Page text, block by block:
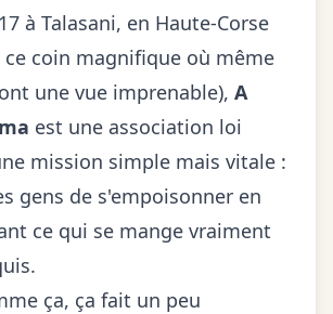
à Talasani, en Haute-Corse
ce coin magnifique où même
une vue imprenable), A
est une association loi
mission simple mais vitale :
gens de s'empoisonner en
ce qui se mange vraiment
ça, ça fait un peu